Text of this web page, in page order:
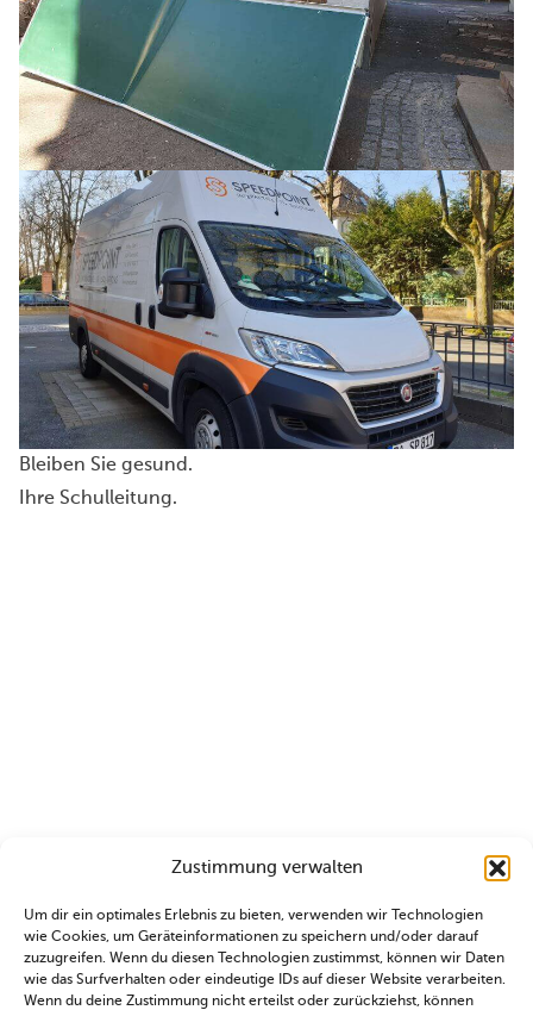
Zustimmung verwalten
Um dir ein optimales Erlebnis zu bieten, verwenden wir Technologien
wie Cookies, um Geräteinformationen zu speichern und/oder darauf
zuzugreifen. Wenn du diesen Technologien zustimmst, können wir Daten
wie das Surfverhalten oder eindeutige IDs auf dieser Website verarbeiten.
Wenn du deine Zustimmung nicht erteilst oder zurückziehst, können
Bleiben Sie gesund.
Ihre Schulleitung.